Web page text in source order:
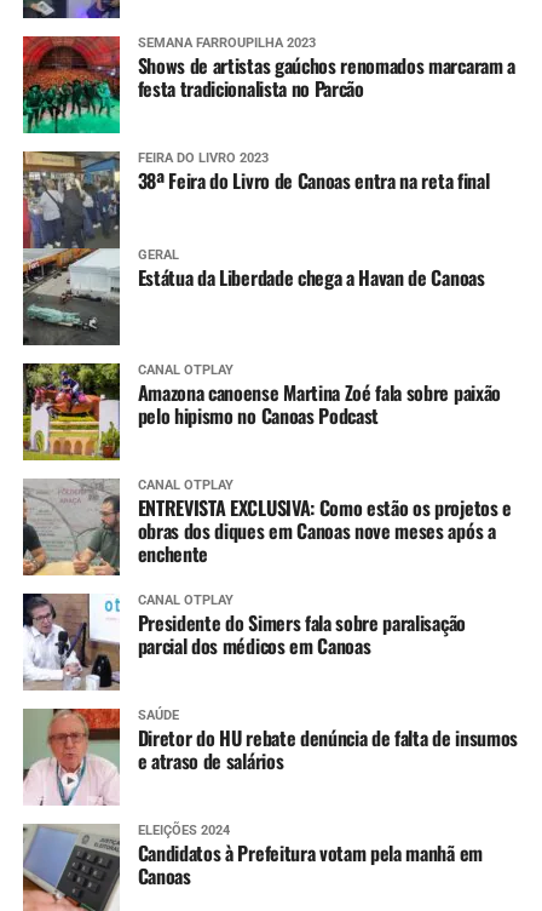
SEMANA FARROUPILHA 2023
Shows de artistas gaúchos renomados marcaram a
festa tradicionalista no Parcão
FEIRA DO LIVRO 2023
38ª Feira do Livro de Canoas entra na reta final
GERAL
Estátua da Liberdade chega a Havan de Canoas
CANAL OTPLAY
Amazona canoense Martina Zoé fala sobre paixão
pelo hipismo no Canoas Podcast
CANAL OTPLAY
ENTREVISTA EXCLUSIVA: Como estão os projetos e
obras dos diques em Canoas nove meses após a
enchente
CANAL OTPLAY
Presidente do Simers fala sobre paralisação
parcial dos médicos em Canoas
SAÚDE
Diretor do HU rebate denúncia de falta de insumos
e atraso de salários
ELEIÇÕES 2024
Candidatos à Prefeitura votam pela manhã em
Canoas